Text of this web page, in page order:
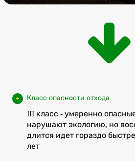
Класс опасности отхода:
III класс - умеренно
нарушают экологию, но
длится идет гораздо
лет